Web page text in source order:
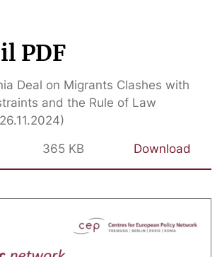
PDF
Deal on Migrants Clashes with
and the Rule of Law
365 KB Download